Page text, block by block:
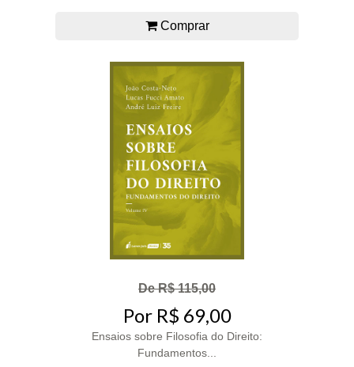
Comprar
De R$ 115,00
Por R$ 69,00
Ensaios sobre Filosofia do Direito:
Fundamentos...